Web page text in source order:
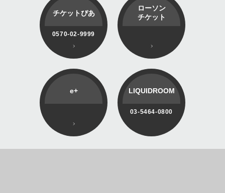
チケットぴあ
0570-02-9999
ローソン
チケット
e+ LIQUIDROOM
03-5464-0800